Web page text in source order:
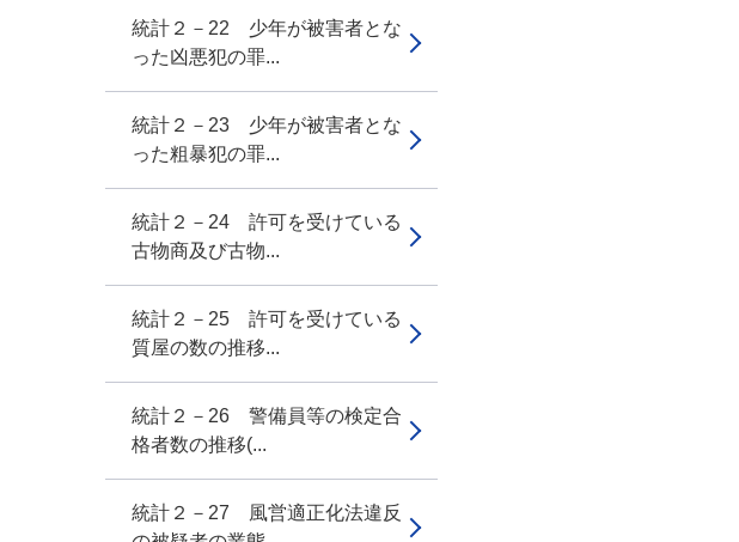
統計２－22 少年が被害者とな
った凶悪犯の罪...
統計２－23 少年が被害者とな
った粗暴犯の罪...
統計２－24 許可を受けている
古物商及び古物...
統計２－25 許可を受けている
質屋の数の推移...
統計２－26 警備員等の検定合
格者数の推移(...
統計２－27 風営適正化法違反